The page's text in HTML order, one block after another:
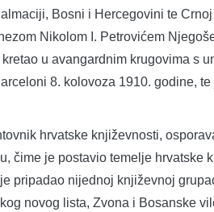
Bosni i Hercegovini te
Nikolom I. Petrovićem
u avangardnim krugovima s
8. kolovoza 1910. godine,
hrvatske književnosti,
čime je postavio temelje hrvatske
pripadao nijednoj književnoj
novog lista, Zvona i Bosanske